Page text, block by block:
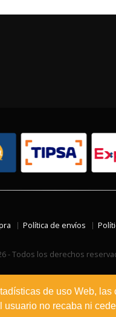
de uso Web, las
no recaba ni
Política de envíos
- Todos los derechos